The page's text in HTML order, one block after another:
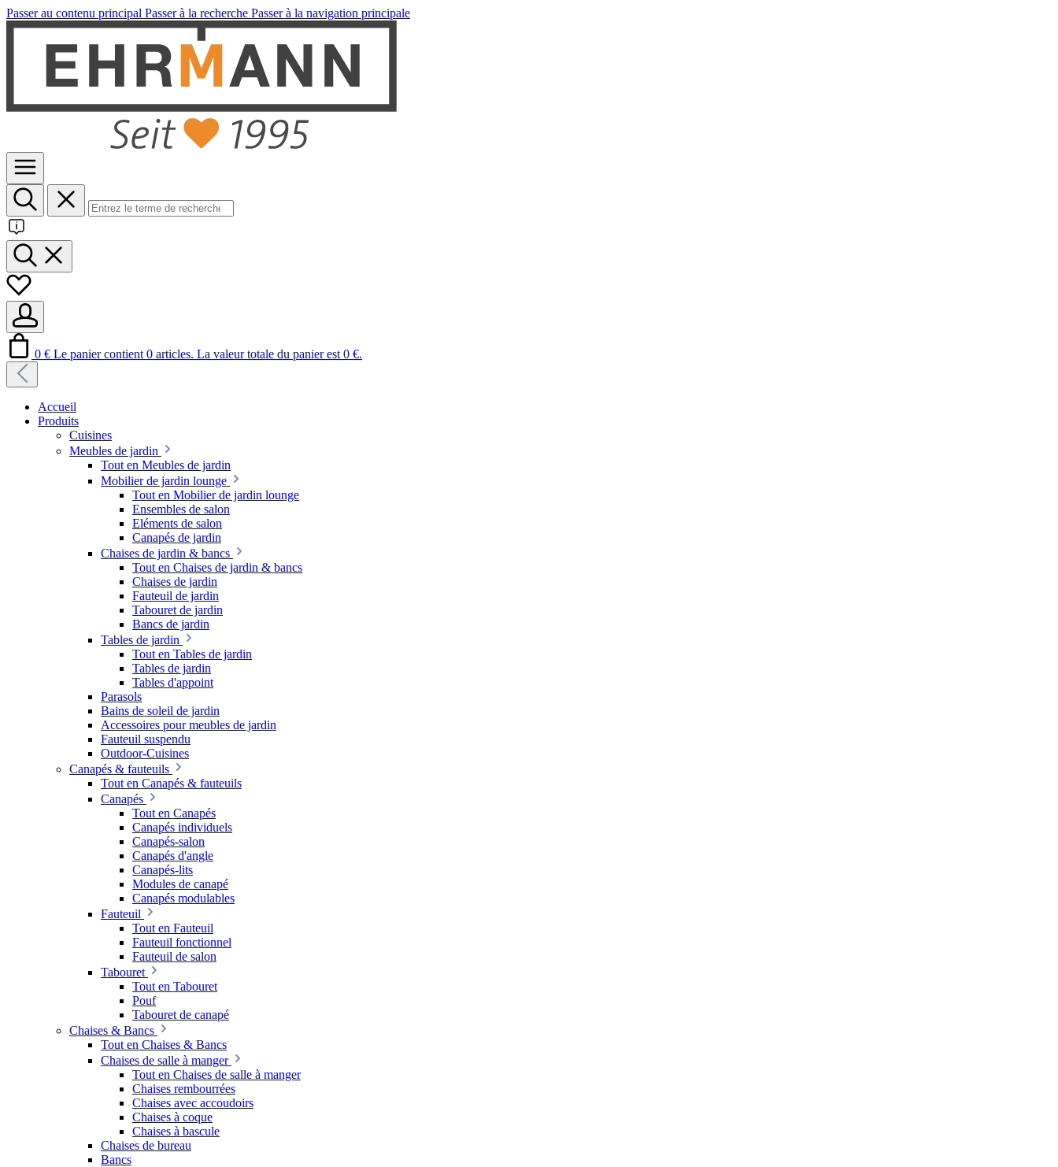
Passer au contenu principal Passer à la recherche Passer à la navigation principale
0 € Le panier contient 0 articles. La valeur totale du panier est 0 €.
Accueil
Produits
Cuisines
Meubles de jardin
Tout en Meubles de jardin
Mobilier de jardin lounge
Tout en Mobilier de jardin lounge
Ensembles de salon
Eléments de salon
Canapés de jardin
Chaises de jardin & bancs
Tout en Chaises de jardin & bancs
Chaises de jardin
Fauteuil de jardin
Tabouret de jardin
Bancs de jardin
Tables de jardin
Tout en Tables de jardin
Tables de jardin
Tables d'appoint
Parasols
Bains de soleil de jardin
Accessoires pour meubles de jardin
Fauteuil suspendu
Outdoor-Cuisines
Canapés & fauteuils
Tout en Canapés & fauteuils
Canapés
Tout en Canapés
Canapés individuels
Canapés-salon
Canapés d'angle
Canapés-lits
Modules de canapé
Canapés modulables
Fauteuil
Tout en Fauteuil
Fauteuil fonctionnel
Fauteuil de salon
Tabouret
Tout en Tabouret
Pouf
Tabouret de canapé
Chaises & Bancs
Tout en Chaises & Bancs
Chaises de salle à manger
Tout en Chaises de salle à manger
Chaises rembourrées
Chaises avec accoudoirs
Chaises à coque
Chaises à bascule
Chaises de bureau
Bancs